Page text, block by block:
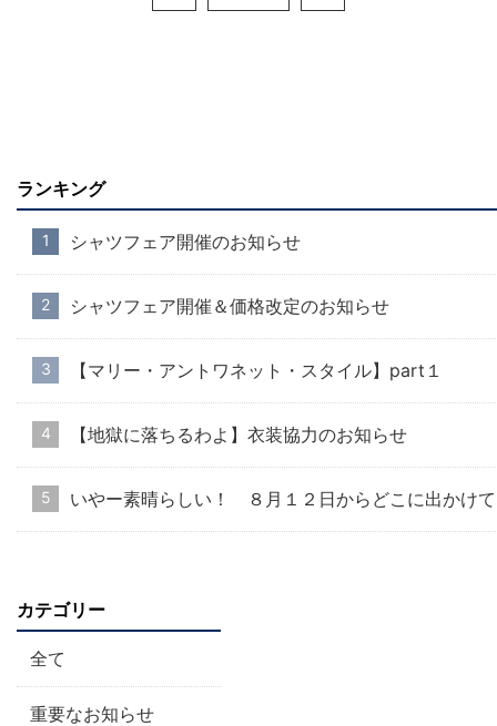
ランキング
シャツフェア開催のお知らせ
シャツフェア開催＆価格改定のお知らせ
【マリー・アントワネット・スタイル】part１
【地獄に落ちるわよ】衣装協力のお知らせ
いやー素晴らしい！ ８月１２日からどこに出かけ
カテゴリー
全て
重要なお知らせ